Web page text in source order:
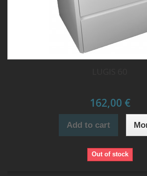
162,00 €
Add to cart
Out of stock